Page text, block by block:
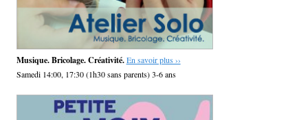
Musique. Bricolage. Créativité. En savoir plus ››
Samedi 14:00, 17:30 (1h30 sans parents) 3-6 ans